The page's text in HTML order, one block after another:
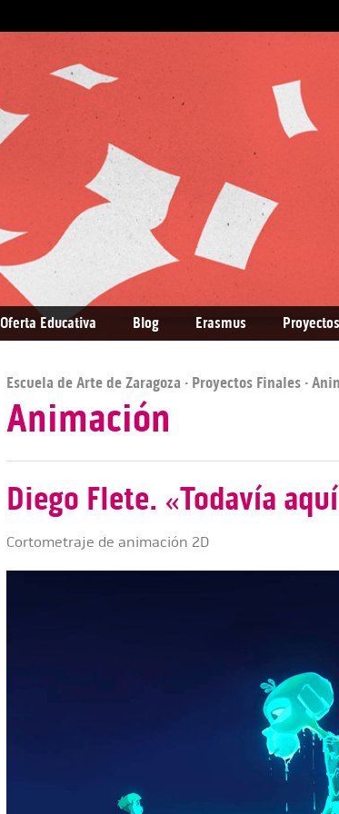
Oferta Educativa Blog Erasmus
Escuela de Arte de Zaragoza · Proyectos Finales ·
Animación
Diego Flete. «Todavía
Cortometraje de animación 2D